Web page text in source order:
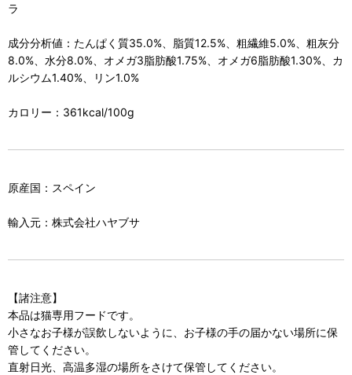
ラ
成分分析値：たんぱく質35.0%、脂質12.5%、粗繊維5.0%、粗灰分
8.0%、水分8.0%、オメガ3脂肪酸1.75%、オメガ6脂肪酸1.30%、カ
ルシウム1.40%、リン1.0%
カロリー：361kcal/100g
原産国：スペイン
輸入元：株式会社ハヤブサ
【諸注意】
本品は猫専用フードです。
小さなお子様が誤飲しないように、お子様の手の届かない場所に保
管してください。
直射日光、高温多湿の場所をさけて保管してください。